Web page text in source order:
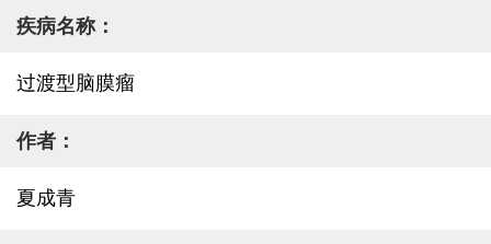
疾病名称：
过渡型脑膜瘤
作者：
夏成青